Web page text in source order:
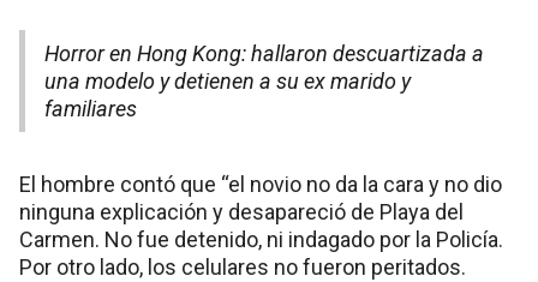
Horror en Hong Kong: hallaron descuartizada a
una modelo y detienen a su ex marido y
familiares
El hombre contó que “el novio no da la cara y no dio
ninguna explicación y desapareció de Playa del
Carmen. No fue detenido, ni indagado por la Policía.
Por otro lado, los celulares no fueron peritados.